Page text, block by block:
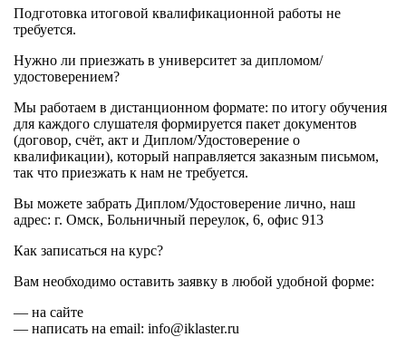
Подготовка итоговой квалификационной работы не
требуется.
Нужно ли приезжать в университет за дипломом/
удостоверением?
Мы работаем в дистанционном формате: по итогу обучения
для каждого слушателя формируется пакет документов
(договор, счёт, акт и Диплом/Удостоверение о
квалификации), который направляется заказным письмом,
так что приезжать к нам не требуется.
Вы можете забрать Диплом/Удостоверение лично, наш
адрес: г. Омск, Больничный переулок, 6, офис 913
Как записаться на курс?
Вам необходимо оставить заявку в любой удобной форме:
— на сайте
— написать на email: info@iklaster.ru